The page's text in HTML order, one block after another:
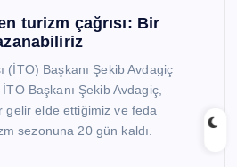
turizm çağrısı: Bir
(İTO) Başkanı Şekib Avdagiç
İTO Başkanı Şekib Avdagiç,
gelir elde ettiğimiz ve feda
sezonuna 20 gün kaldı.